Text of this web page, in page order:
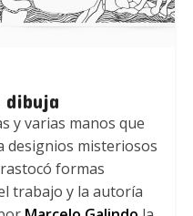
dibuja
y varias manos que
designios misteriosos
formas
trabajo y la autoría